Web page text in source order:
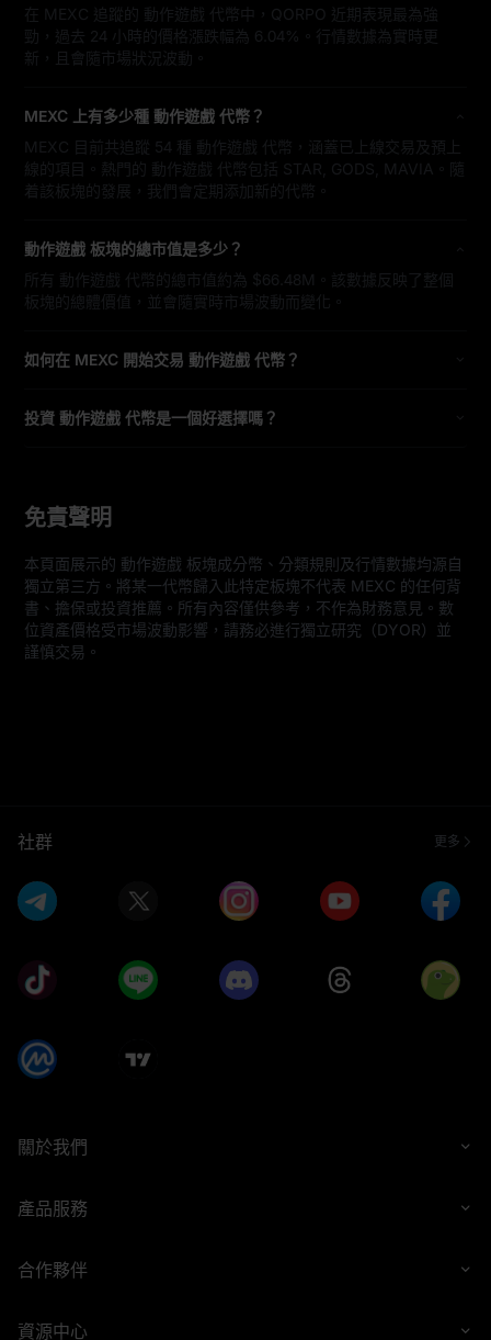
在 MEXC 追蹤的 動作遊戲 代幣中，QORPO 近期表現最為強
勁，過去 24 小時的價格漲跌幅為 6.04%。行情數據為實時更
新，且會隨市場狀況波動。
MEXC 上有多少種 動作遊戲 代幣？
MEXC 目前共追蹤 54 種 動作遊戲 代幣，涵蓋已上線交易及預上
線的項目。熱門的 動作遊戲 代幣包括 STAR, GODS, MAVIA。隨
着該板塊的發展，我們會定期添加新的代幣。
動作遊戲 板塊的總市值是多少？
所有 動作遊戲 代幣的總市值約為 $66.48M。該數據反映了整個
板塊的總體價值，並會隨實時市場波動而變化。
如何在 MEXC 開始交易 動作遊戲 代幣？
投資 動作遊戲 代幣是一個好選擇嗎？
免責聲明
本頁面展示的 動作遊戲 板塊成分幣、分類規則及行情數據均源自
獨立第三方。將某一代幣歸入此特定板塊不代表 MEXC 的任何背
書、擔保或投資推薦。所有內容僅供參考，不作為財務意見。數
位資產價格受市場波動影響，請務必進行獨立研究（DYOR）並
謹慎交易。
社群 更多
關於我們
產品服務
合作夥伴
資源中心